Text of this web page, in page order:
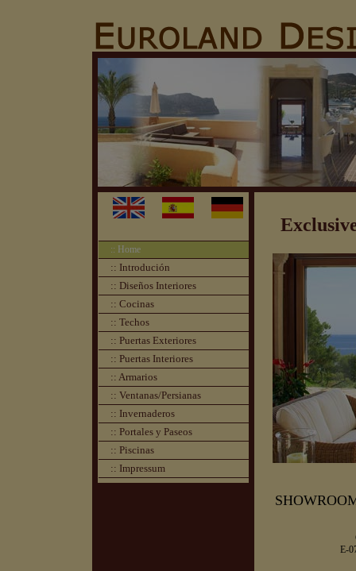
:: Home
:: Introdución
:: Diseños Interiores
:: Cocinas
:: Techos
:: Puertas Exteriores
:: Puertas Interiores
:: Armarios
:: Ventanas/Persianas
:: Invernaderos
:: Portales y Paseos
:: Piscinas
:: Impressum
E-